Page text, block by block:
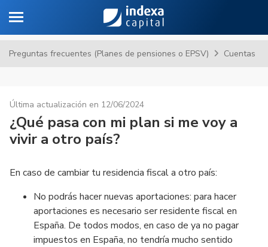
Toggle navigation
Preguntas frecuentes (Planes de pensiones o EPSV) Cuentas
Última actualización en 12/06/2024
¿Qué pasa con mi plan si me voy a
vivir a otro país?
En caso de cambiar tu residencia fiscal a otro país:
No podrás hacer nuevas aportaciones: para hacer
aportaciones es necesario ser residente fiscal en
España. De todos modos, en caso de ya no pagar
impuestos en España, no tendría mucho sentido